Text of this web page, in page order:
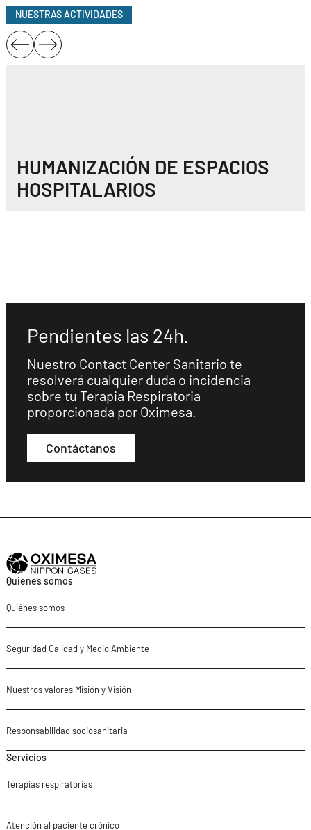
NUESTRAS ACTIVIDADES
HUMANIZACIÓN DE ESPACIOS
HOSPITALARIOS
Pendientes las 24h.
Nuestro Contact Center Sanitario te
resolverá cualquier duda o incidencia
sobre tu Terapia Respiratoria
proporcionada por Oximesa.
Contáctanos
Quienes somos
Quiénes somos
Seguridad Calidad y Medio Ambiente
Nuestros valores Misión y Visión
Responsabilidad sociosanitaria
Servicios
Terapias respiratorias
Atención al paciente crónico